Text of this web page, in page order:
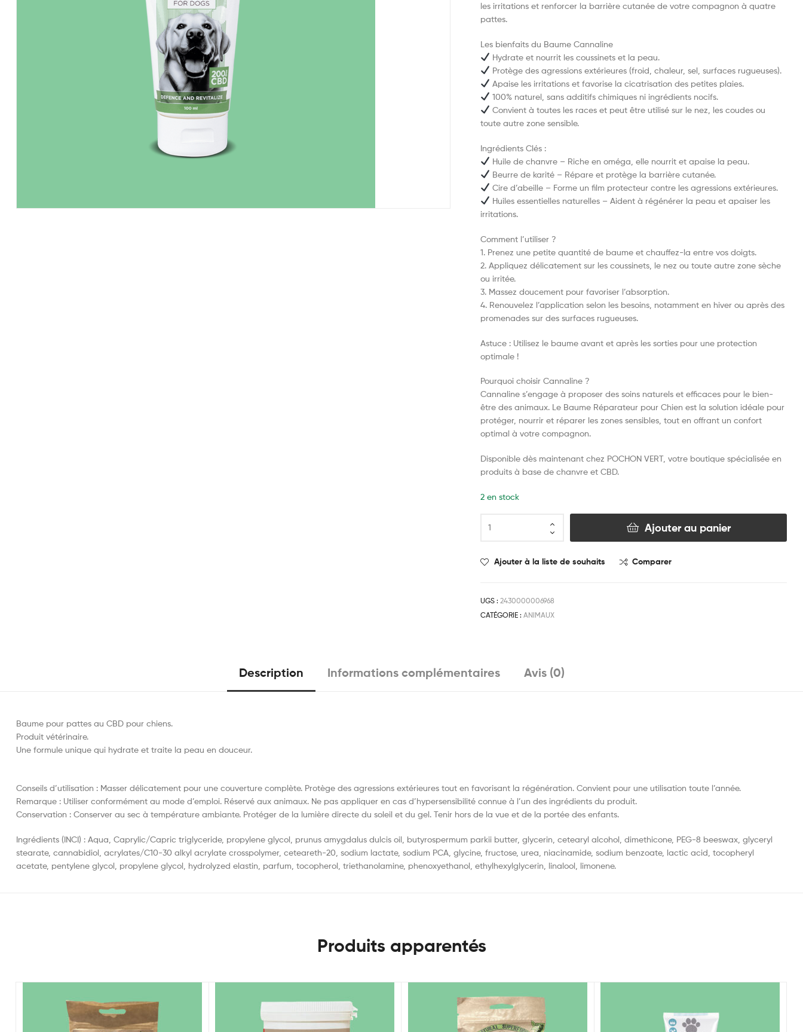
les irritations et renforcer la barrière cutanée de votre compagnon à quatre
pattes.
Les bienfaits du Baume Cannaline
Hydrate et nourrit les coussinets et la peau.
Protège des agressions extérieures (froid, chaleur, sel, surfaces rugueuses).
Apaise les irritations et favorise la cicatrisation des petites plaies.
100% naturel, sans additifs chimiques ni ingrédients nocifs.
Convient à toutes les races et peut être utilisé sur le nez, les coudes ou
toute autre zone sensible.
Ingrédients Clés :
Huile de chanvre – Riche en oméga, elle nourrit et apaise la peau.
Beurre de karité – Répare et protège la barrière cutanée.
Cire d’abeille – Forme un film protecteur contre les agressions extérieures.
Huiles essentielles naturelles – Aident à régénérer la peau et apaiser les
irritations.
Comment l’utiliser ?
1. Prenez une petite quantité de baume et chauffez-la entre vos doigts.
2. Appliquez délicatement sur les coussinets, le nez ou toute autre zone sèche
ou irritée.
3. Massez doucement pour favoriser l’absorption.
4. Renouvelez l’application selon les besoins, notamment en hiver ou après des
promenades sur des surfaces rugueuses.
Astuce : Utilisez le baume avant et après les sorties pour une protection
optimale !
Pourquoi choisir Cannaline ?
Cannaline s’engage à proposer des soins naturels et efficaces pour le bien-
être des animaux. Le Baume Réparateur pour Chien est la solution idéale pour
protéger, nourrir et réparer les zones sensibles, tout en offrant un confort
optimal à votre compagnon.
Disponible dès maintenant chez POCHON VERT, votre boutique spécialisée en
produits à base de chanvre et CBD.
2 en stock
Ajouter au panier
Ajouter à la liste de souhaits Comparer
UGS :2430000006968
CATÉGORIE :ANIMAUX
Description Informations complémentaires Avis (0)
Baume pour pattes au CBD pour chiens.
Produit vétérinaire.
Une formule unique qui hydrate et traite la peau en douceur.
Conseils d’utilisation : Masser délicatement pour une couverture complète. Protège des agressions extérieures tout en favorisant la régénération. Convient pour une utilisation toute l’année.
Remarque : Utiliser conformément au mode d’emploi. Réservé aux animaux. Ne pas appliquer en cas d’hypersensibilité connue à l’un des ingrédients du produit.
Conservation : Conserver au sec à température ambiante. Protéger de la lumière directe du soleil et du gel. Tenir hors de la vue et de la portée des enfants.
Ingrédients (INCI) : Aqua, Caprylic/Capric triglyceride, propylene glycol, prunus amygdalus dulcis oil, butyrospermum parkii butter, glycerin, cetearyl alcohol, dimethicone, PEG-8 beeswax, glyceryl
stearate, cannabidiol, acrylates/C10-30 alkyl acrylate crosspolymer, ceteareth-20, sodium lactate, sodium PCA, glycine, fructose, urea, niacinamide, sodium benzoate, lactic acid, tocopheryl
acetate, pentylene glycol, propylene glycol, hydrolyzed elastin, parfum, tocopherol, triethanolamine, phenoxyethanol, ethylhexylglycerin, linalool, limonene.
Produits apparentés